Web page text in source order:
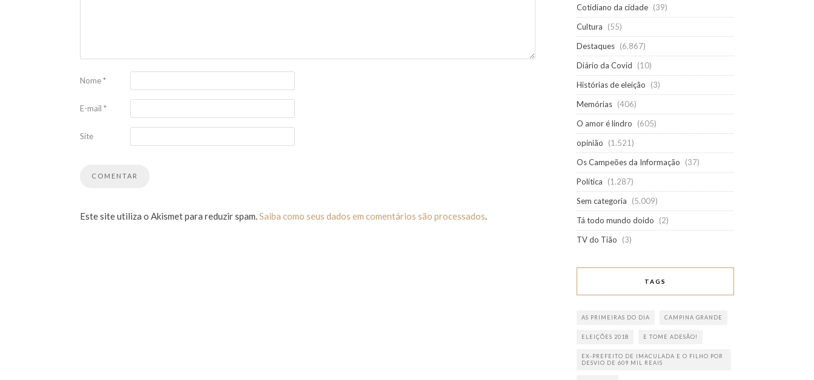
Nome*
E-mail *
Site
Este site utiliza o Akismet para reduzir spam.Saiba como seus dados em comentários são processados.
Cotidiano da cidade (39)
Cultura
(55)
Destaques (6.867)
Diário da Covid
(10)
Histórias de eleição
(3)
Memórias (406)
O amor é lindro
(605)
opinião
(1.521)
Os Campeões da Informação
(37)
Política
(1.287)
Sem categoria
(5.009)
Tá todo mundo doido
(2)
TV do Tião
(3)
TAGS
AS PRIMEIRAS DO DIA CAMPINA GRANDE
ELEIÇÕES 2018 E TOME ADESÃO!
EX-PREFEITO DE IMACULADA E O FILHO POR
DESVIO DE 609 MIL REAIS